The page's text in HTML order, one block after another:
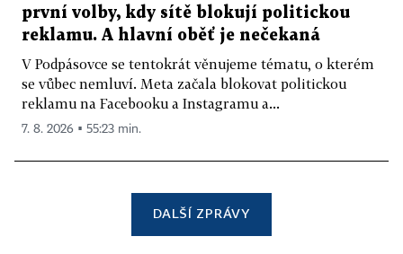
první volby, kdy sítě blokují politickou
reklamu. A hlavní oběť je nečekaná
V Podpásovce se tentokrát věnujeme tématu, o kterém
se vůbec nemluví. Meta začala blokovat politickou
reklamu na Facebooku a Instagramu a...
7. 8. 2026 ▪ 55:23 min.
DALŠÍ ZPRÁVY